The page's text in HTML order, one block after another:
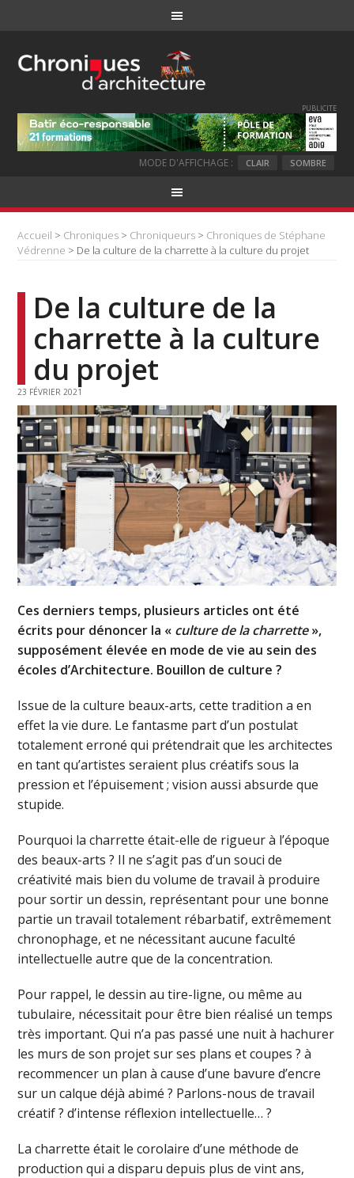
PUBLICITE
MODE D'AFFICHAGE : CLAIR SOMBRE
Accueil > Chroniques > Chroniqueurs > Chroniques de Stéphane
Védrenne > De la culture de la charrette à la culture du projet
De la culture de la
charrette à la culture
du projet
23 FÉVRIER 2021
Ces derniers temps, plusieurs articles ont été
écrits pour dénoncer la « culture de la charrette»,
supposément élevée en mode de vie au sein des
écoles d’Architecture. Bouillon de culture ?
Issue de la culture beaux-arts, cette tradition a en
effet la vie dure. Le fantasme part d’un postulat
totalement erroné qui prétendrait que les architectes
en tant qu’artistes seraient plus créatifs sous la
pression et l’épuisement ; vision aussi absurde que
stupide.
Pourquoi la charrette était-elle de rigueur à l’époque
des beaux-arts ? Il ne s’agit pas d’un souci de
créativité mais bien du volume de travail à produire
pour sortir un dessin, représentant pour une bonne
partie un travail totalement rébarbatif, extrêmement
chronophage, et ne nécessitant aucune faculté
intellectuelle autre que de la concentration.
Pour rappel, le dessin au tire-ligne, ou même au
tubulaire, nécessitait pour être bien réalisé un temps
très important. Qui n’a pas passé une nuit à hachurer
les murs de son projet sur ses plans et coupes ? à
recommencer un plan à cause d’une bavure d’encre
sur un calque déjà abimé ? Parlons-nous de travail
créatif ? d’intense réflexion intellectuelle… ?
La charrette était le corolaire d’une méthode de
production qui a disparu depuis plus de vint ans,